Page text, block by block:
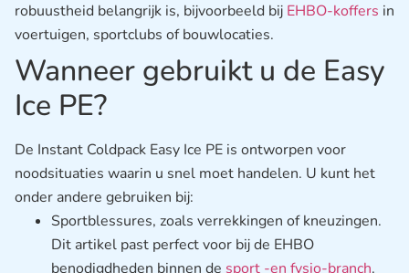
robuustheid belangrijk is, bijvoorbeeld bij EHBO-koffers in
voertuigen, sportclubs of bouwlocaties.
Wanneer gebruikt u de Easy
Ice PE?
De Instant Coldpack Easy Ice PE is ontworpen voor
noodsituaties waarin u snel moet handelen. U kunt het
onder andere gebruiken bij:
Sportblessures, zoals verrekkingen of kneuzingen.
Dit artikel past perfect voor bij de EHBO
benodigdheden binnen de sport -en fysio-branch.